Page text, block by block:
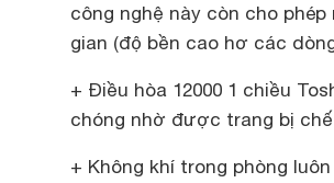
công nghệ này còn cho
gian (độ bền cao hơ các
+ Điều hòa 12000 1 chiều
chóng nhờ được trang bị chế
+ Không khí trong phòng